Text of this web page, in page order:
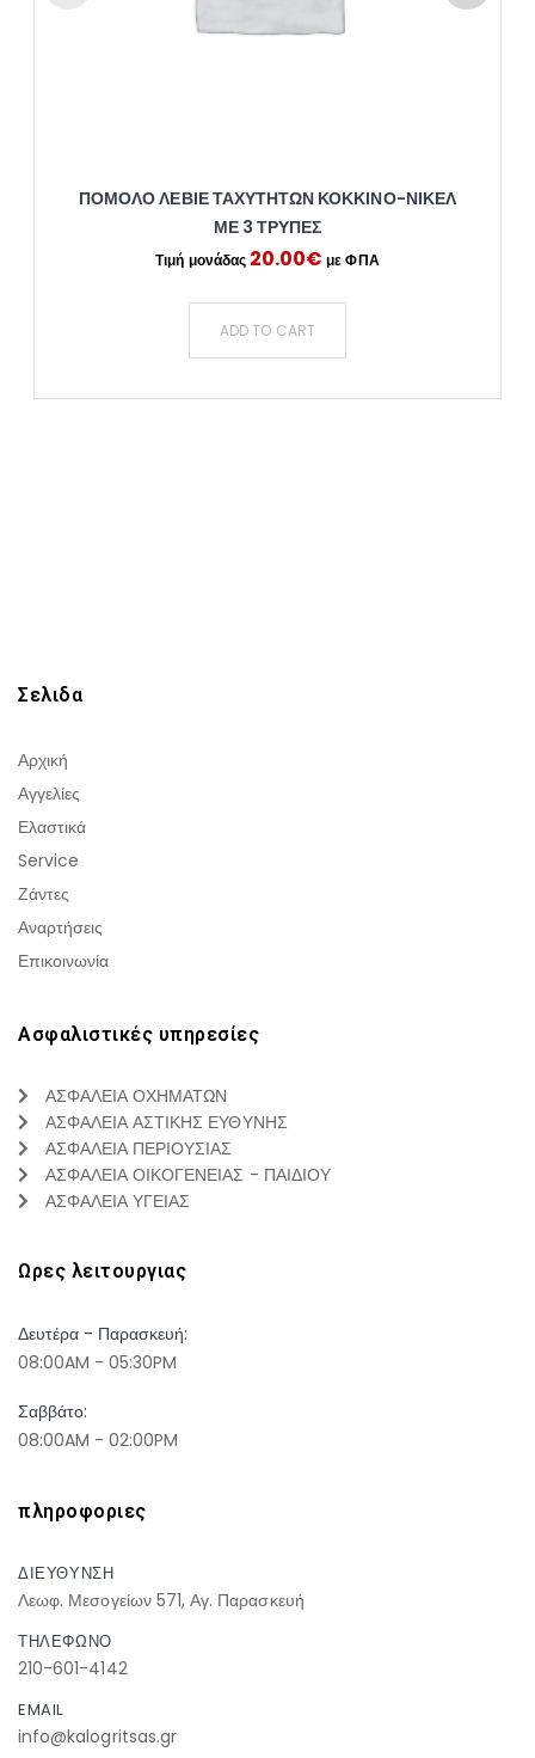
ΠΌΜΟΛΟ ΛΕΒΙΈ ΤΑΧΥΤΉΤΩΝ ΚΌΚΚΙΝΟ-ΝΊΚΕΛ
ΜΕ 3 ΤΡΎΠΕΣ
20.00€
ADD TO CART
Σελιδα
Αρχική
Αγγελίες
Ελαστικά
Service
Ζάντες
Αναρτήσεις
Επικοινωνία
Ασφαλιστικές υπηρεσίες
ΑΣΦΑΛΕΙΑ ΟΧΗΜΑΤΩΝ
ΑΣΦΑΛΕΙΑ ΑΣΤΙΚΗΣ ΕΥΘΥΝΗΣ
ΑΣΦΑΛΕΙΑ ΠΕΡΙΟΥΣΙΑΣ
ΑΣΦΑΛΕΙΑ ΟΙΚΟΓΕΝΕΙΑΣ - ΠΑΙΔΙΟΥ
ΑΣΦΑΛΕΙΑ ΥΓΕΙΑΣ
Ωρες λειτουργιας
Δευτέρα - Παρασκευή:
08:00AM - 05:30PM
Σαββάτο:
08:00AM - 02:00PM
πληροφοριες
ΔΙΕΥΘΥΝΣΗ
Λεωφ. Μεσογείων 571, Αγ. Παρασκευή
ΤΗΛΕΦΩΝΟ
210-601-4142
EMAIL
info@kalogritsas.gr